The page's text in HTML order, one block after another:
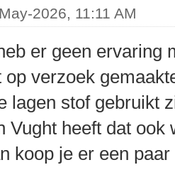
2026, 11:11 AM
er geen ervaring
op verzoek
lagen stof gebruikt
Vught heeft dat ook
koop je er een